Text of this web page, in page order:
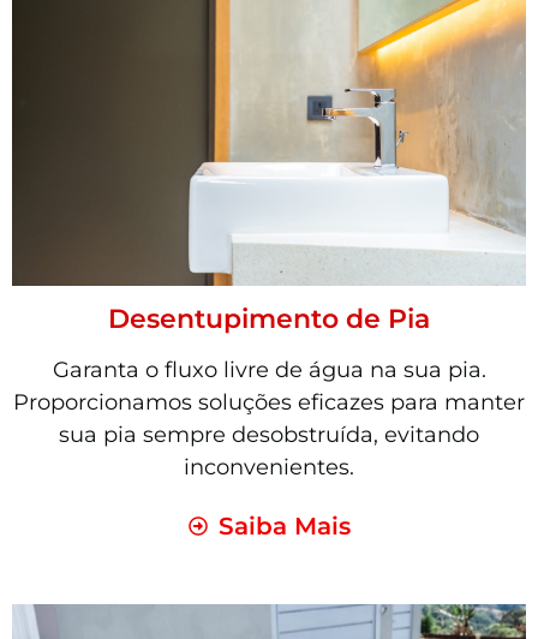
Desentupimento de Pia
Garanta o fluxo livre de água na sua pia.
Proporcionamos soluções eficazes para manter
sua pia sempre desobstruída, evitando
inconvenientes.
Saiba Mais